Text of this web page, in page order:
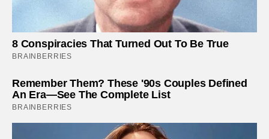
8 Conspiracies That Turned Out To Be True
BRAINBERRIES
Remember Them? These '90s Couples Defined
An Era—See The Complete List
BRAINBERRIES